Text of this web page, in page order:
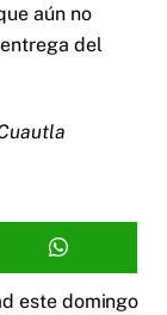
aún no
del
este domingo